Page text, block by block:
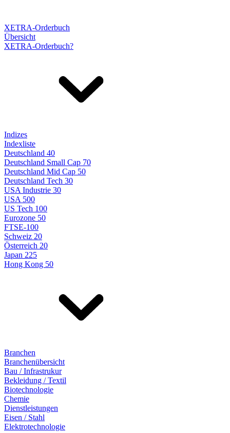
XETRA-Orderbuch
Übersicht
XETRA-Orderbuch?
Indizes
Indexliste
Deutschland 40
Deutschland Small Cap 70
Deutschland Mid Cap 50
Deutschland Tech 30
USA Industrie 30
USA 500
US Tech 100
Eurozone 50
FTSE-100
Schweiz 20
Österreich 20
Japan 225
Hong Kong 50
Branchen
Branchenübersicht
Bau / Infrastrukur
Bekleidung / Textil
Biotechnologie
Chemie
Dienstleistungen
Eisen / Stahl
Elektrotechnologie